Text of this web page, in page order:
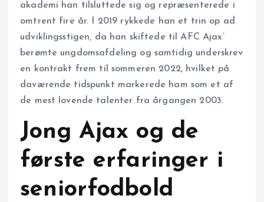
akademi han tilsluttede sig og repræsenterede i
omtrent fire år. I 2019 rykkede han et trin op ad
udviklingsstigen, da han skiftede til AFC Ajax’
berømte ungdomsafdeling og samtidig underskrev
en kontrakt frem til sommeren 2022, hvilket på
daværende tidspunkt markerede ham som et af
de mest lovende talenter fra årgangen 2003.
Jong Ajax og de
første erfaringer i
seniorfodbold